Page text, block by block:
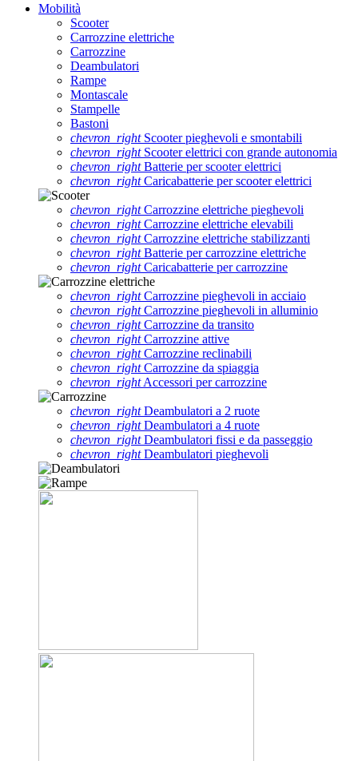
Mobilità
Scooter
Carrozzine elettriche
Carrozzine
Deambulatori
Rampe
Montascale
Stampelle
Bastoni
chevron_rightScooter pieghevoli e smontabili
chevron_rightScooter elettrici con grande autonomia
chevron_rightBatterie per scooter elettrici
chevron_rightCaricabatterie per scooter elettrici
chevron_rightCarrozzine elettriche pieghevoli
chevron_rightCarrozzine elettriche elevabili
chevron_rightCarrozzine elettriche stabilizzanti
chevron_rightBatterie per carrozzine elettriche
chevron_rightCaricabatterie per carrozzine
chevron_rightCarrozzine pieghevoli in acciaio
chevron_rightCarrozzine pieghevoli in alluminio
chevron_rightCarrozzine da transito
chevron_rightCarrozzine attive
chevron_rightCarrozzine reclinabili
chevron_rightCarrozzine da spiaggia
chevron_rightAccessori per carrozzine
chevron_rightDeambulatori a 2 ruote
chevron_rightDeambulatori a 4 ruote
chevron_rightDeambulatori fissi e da passeggio
chevron_rightDeambulatori pieghevoli